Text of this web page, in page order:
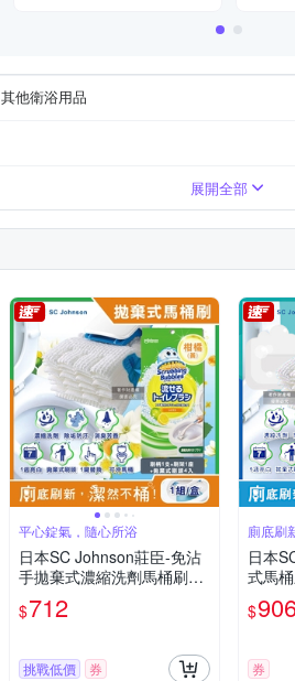
其他衛浴用品
展開全部
平心錠氣，隨心所浴
日本SC Johnson莊臣-免沾
手拋棄式濃縮洗劑馬桶刷清
潔組1盒-柑橘(黃)(刷柄1支
+刷架1座+水溶性刷頭4入)
$712
挑戰低價 券
廁底刷
日本
式馬
洗劑
包-5年
釉面消
$
券